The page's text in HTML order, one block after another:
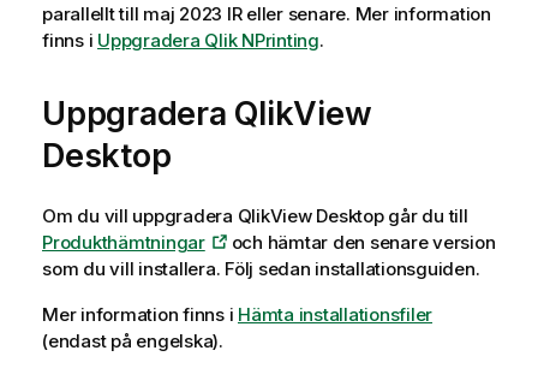
parallellt till maj 2023 IR eller senare. Mer information
finns i Uppgradera Qlik NPrinting.
Uppgradera QlikView
Desktop
Om du vill uppgradera QlikView Desktopgår du till
Produkthämtningar
och hämtar den senare version
som du vill installera. Följ sedan installationsguiden.
Mer information finns i Hämta installationsfiler
(endast på engelska).